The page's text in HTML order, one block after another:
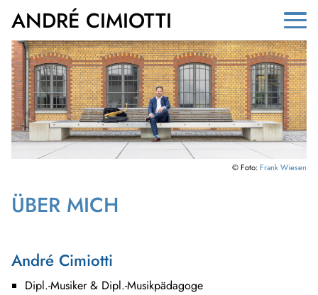
ANDRÉ CIMIOTTI
DEUTSCH ENGLISH
NEWS
ÜBER MICH
PROJEKTE
KONZERTE
NOTEN
GALERIE
© Foto: Frank Wiesen
ÜBER MICH
André Cimiotti
Dipl.-Musiker & Dipl.-Musikpädagoge